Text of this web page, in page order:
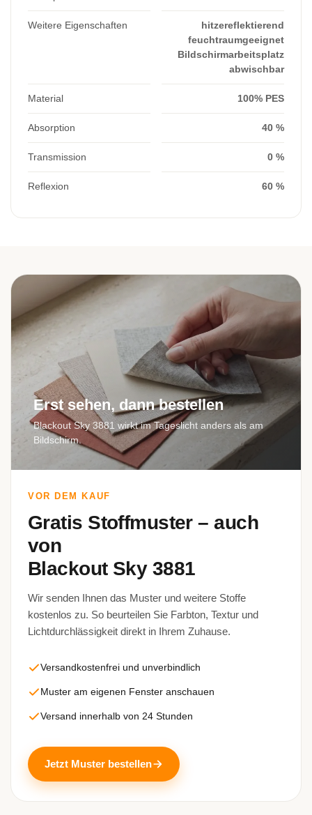
Weitere Eigenschaften
hitzereflektierend
feuchtraumgeeignet
Bildschirmarbeitsplatz
abwischbar
Material 100% PES
Absorption 40 %
Transmission 0 %
Reflexion 60 %
Erst sehen, dann bestellen
Blackout Sky 3881 wirkt im Tageslicht anders als am
Bildschirm.
VOR DEM KAUF
Gratis Stoffmuster – auch
von
Blackout Sky 3881
Wir senden Ihnen das Muster und weitere Stoffe
kostenlos zu. So beurteilen Sie Farbton, Textur und
Lichtdurchlässigkeit direkt in Ihrem Zuhause.
Versandkostenfrei und unverbindlich
Muster am eigenen Fenster anschauen
Versand innerhalb von 24 Stunden
Jetzt Muster bestellen